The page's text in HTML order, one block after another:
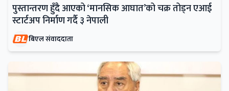
पुस्तान्तरण हुँदै आएको ‘मानसिक आघात’को चक्र तोड्न एआई
स्टार्टअप निर्माण गर्दै ३ नेपाली
बिएल संवाददाता